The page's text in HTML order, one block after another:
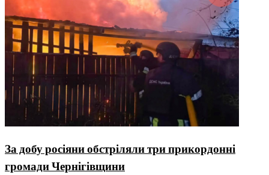
За добу росіяни обстріляли три прикордонні
громади Чернігівщини